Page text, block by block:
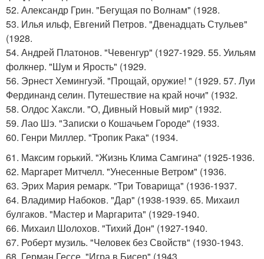
52. Александр Грин. "Бегущая по Волнам" (1928.
53. Илья ильф, Евгений Петров. "Двенадцать Стульев"
(1928.
54. Андрей Платонов. "Чевенгур" (1927-1929. 55. Уильям
фолкнер. "Шум и Ярость" (1929.
56. Эрнест Хемингуэй. "Прощай, оружие! " (1929. 57. Луи
Фердинанд селин. Путешествие на край ночи" (1932.
58. Олдос Хаксли. "О, Дивный Новый мир" (1932.
59. Лао Шэ. "Записки о Кошачьем Городе" (1933.
60. Генри Миллер. "Тропик Рака" (1934.
61. Максим горький. "Жизнь Клима Самгина" (1925-1936.
62. Маргарет Митчелл. "Унесенные Ветром" (1936.
63. Эрих Мария ремарк. "Три Товарища" (1936-1937.
64. Владимир Набоков. "Дар" (1938-1939. 65. Михаил
булгаков. "Мастер и Маргарита" (1929-1940.
66. Михаил Шолохов. "Тихий Дон" (1927-1940.
67. Роберт музиль. "Человек без Свойств" (1930-1943.